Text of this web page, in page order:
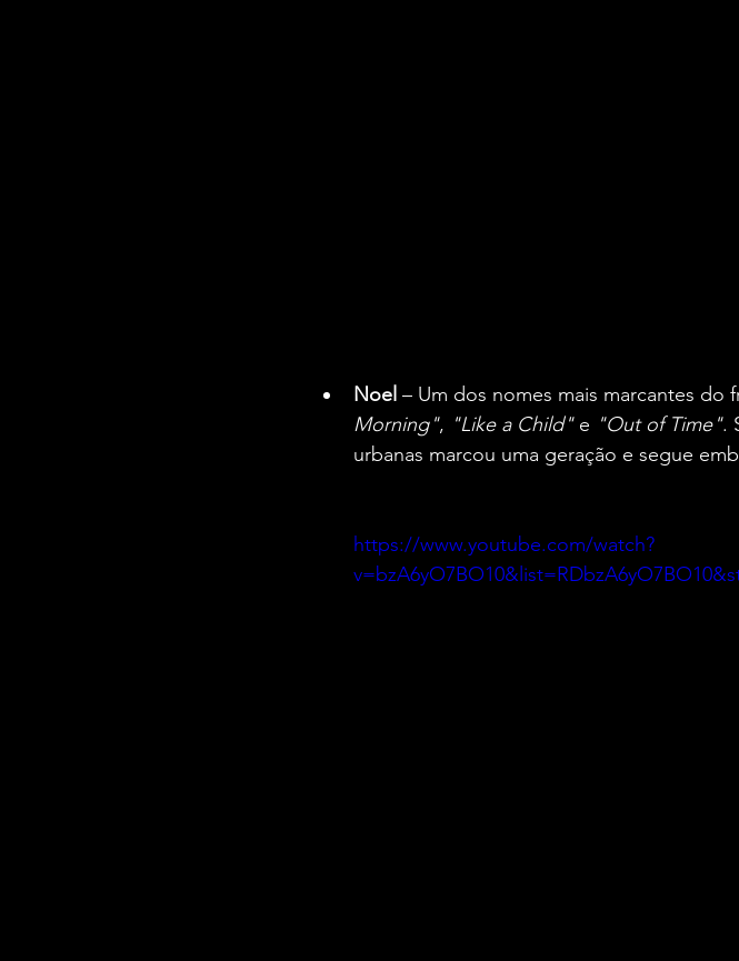
Noel – Um dos nomes mais marcantes do
Morning", "Like a Child" e "Out of Time".
urbanas marcou uma geração e segue
https://www.youtube.com/watch?